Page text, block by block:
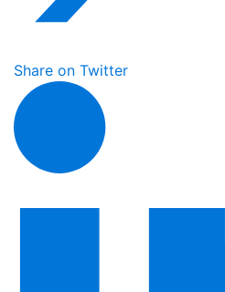
Share on Twitter